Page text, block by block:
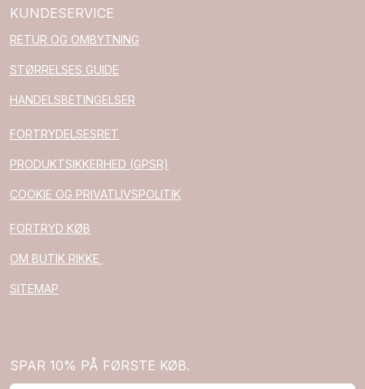
KUNDESERVICE
RETUR OG OMBYTNING
STØRRELSES GUIDE
HANDELSBETINGELSER
FORTRYDELSESRET
PRODUKTSIKKERHED (GPSR)
COOKIE OG PRIVATLIVSPOLITIK
FORTRYD KØB
OM BUTIK RIKKE
SITEMAP
SPAR 10% PÅ FØRSTE KØB.